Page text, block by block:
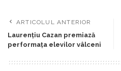
ARTICOLUL ANTERIOR
Laurențiu Cazan premiază
performața elevilor vâlceni